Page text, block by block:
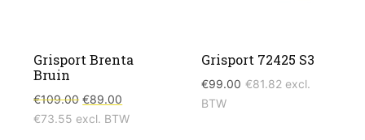
Grisport Brenta
Bruin
€109.00 Oorspronkelijke
prijs
€89.00
prijs
€73.55 excl. BTW
Grisport 72425 S3
€99.00 €81.82excl.
BTW